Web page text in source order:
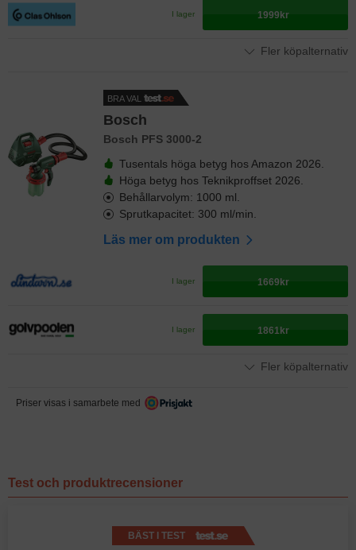
I lager 1999kr
Fler köpalternativ
BRA VAL
Bosch
Bosch PFS 3000-2
Tusentals höga betyg hos Amazon 2026.
Höga betyg hos Teknikproffset 2026.
Behållarvolym: 1000 ml.
Sprutkapacitet: 300 ml/min.
Läs mer om produkten
I lager 1669kr
I lager 1861kr
Fler köpalternativ
Priser visas i samarbete med
Test och produktrecensioner
BÄST I TEST